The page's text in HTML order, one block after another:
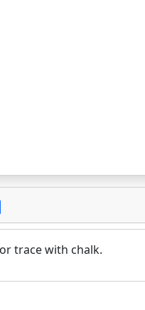
trace with chalk.